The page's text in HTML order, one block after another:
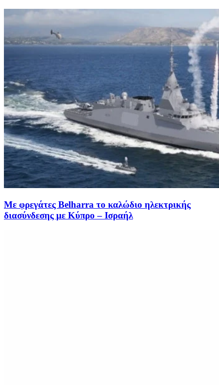
Με φρεγάτες Belharra το καλώδιο ηλεκτρικής
διασύνδεσης με Κύπρο – Ισραήλ